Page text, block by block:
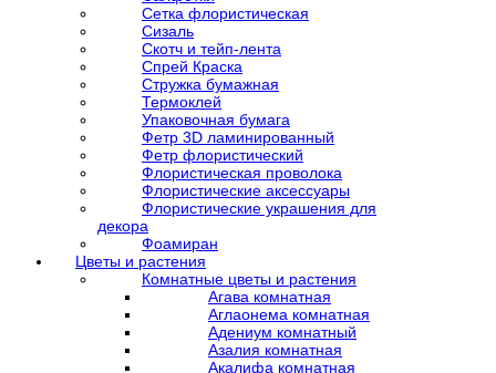
Сетка флористическая
Сизаль
Скотч и тейп-лента
Спрей Краска
Стружка бумажная
Термоклей
Упаковочная бумага
Фетр 3D ламинированный
Фетр флористический
Флористическая проволока
Флористические аксессуары
Флористические украшения для
декора
Фоамиран
Цветы и растения
Комнатные цветы и растения
Агава комнатная
Аглаонема комнатная
Адениум комнатный
Азалия комнатная
Акалифа комнатная